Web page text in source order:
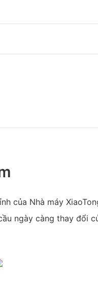
của Nhà máy
ngày càng thay đổi